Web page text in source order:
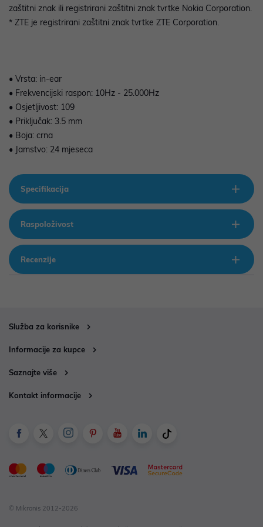
zaštitni znak ili registrirani zaštitni znak tvrtke Nokia Corporation.
* ZTE je registrirani zaštitni znak tvrtke ZTE Corporation.
• Vrsta: in-ear
• Frekvencijski raspon: 10Hz - 25.000Hz
• Osjetljivost: 109
• Priključak: 3.5 mm
• Boja: crna
• Jamstvo: 24 mjeseca
Specifikacija
Raspoloživost
Recenzije
Služba za korisnike
Informacije za kupce
Saznajte više
Kontakt informacije
© Mikronis 2012-2026